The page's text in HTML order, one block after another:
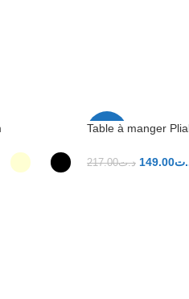
-31%
Table à manger
د.ت217.00 149.00